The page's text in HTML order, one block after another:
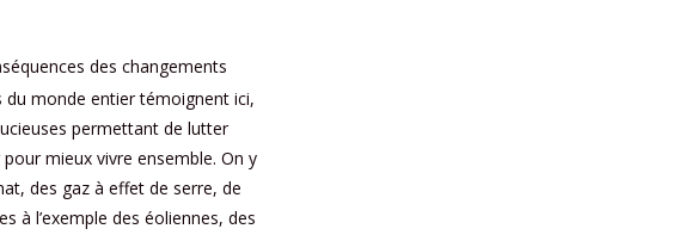
des changements
monde entier témoignent ici,
permettant de lutter
mieux vivre ensemble. On y
des gaz à effet de serre, de
à l’exemple des éoliennes, des